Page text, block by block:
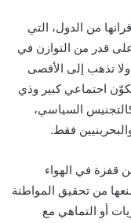
من الدول، التي
على قدر من التوازن في
تذهب إلى الأقصى
اجتماعي كبير وذي
السياسي،
فقط.
قفزة في الهواء
من تحقيق المواطنة
أو التماهي مع